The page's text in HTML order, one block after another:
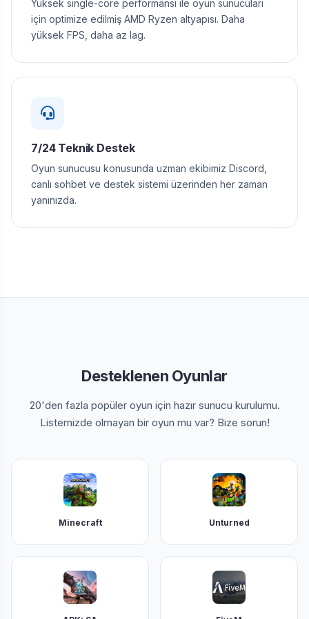
Yüksek single-core performansı ile oyun sunucuları
için optimize edilmiş AMD Ryzen altyapısı. Daha
yüksek FPS, daha az lag.
7/24 Teknik Destek
Oyun sunucusu konusunda uzman ekibimiz Discord,
canlı sohbet ve destek sistemi üzerinden her zaman
yanınızda.
Desteklenen Oyunlar
20'den fazla popüler oyun için hazır sunucu kurulumu.
Listemizde olmayan bir oyun mu var? Bize sorun!
Minecraft Unturned